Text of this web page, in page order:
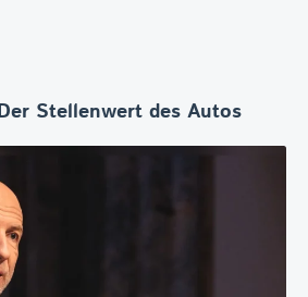
Stellenwert des Autos